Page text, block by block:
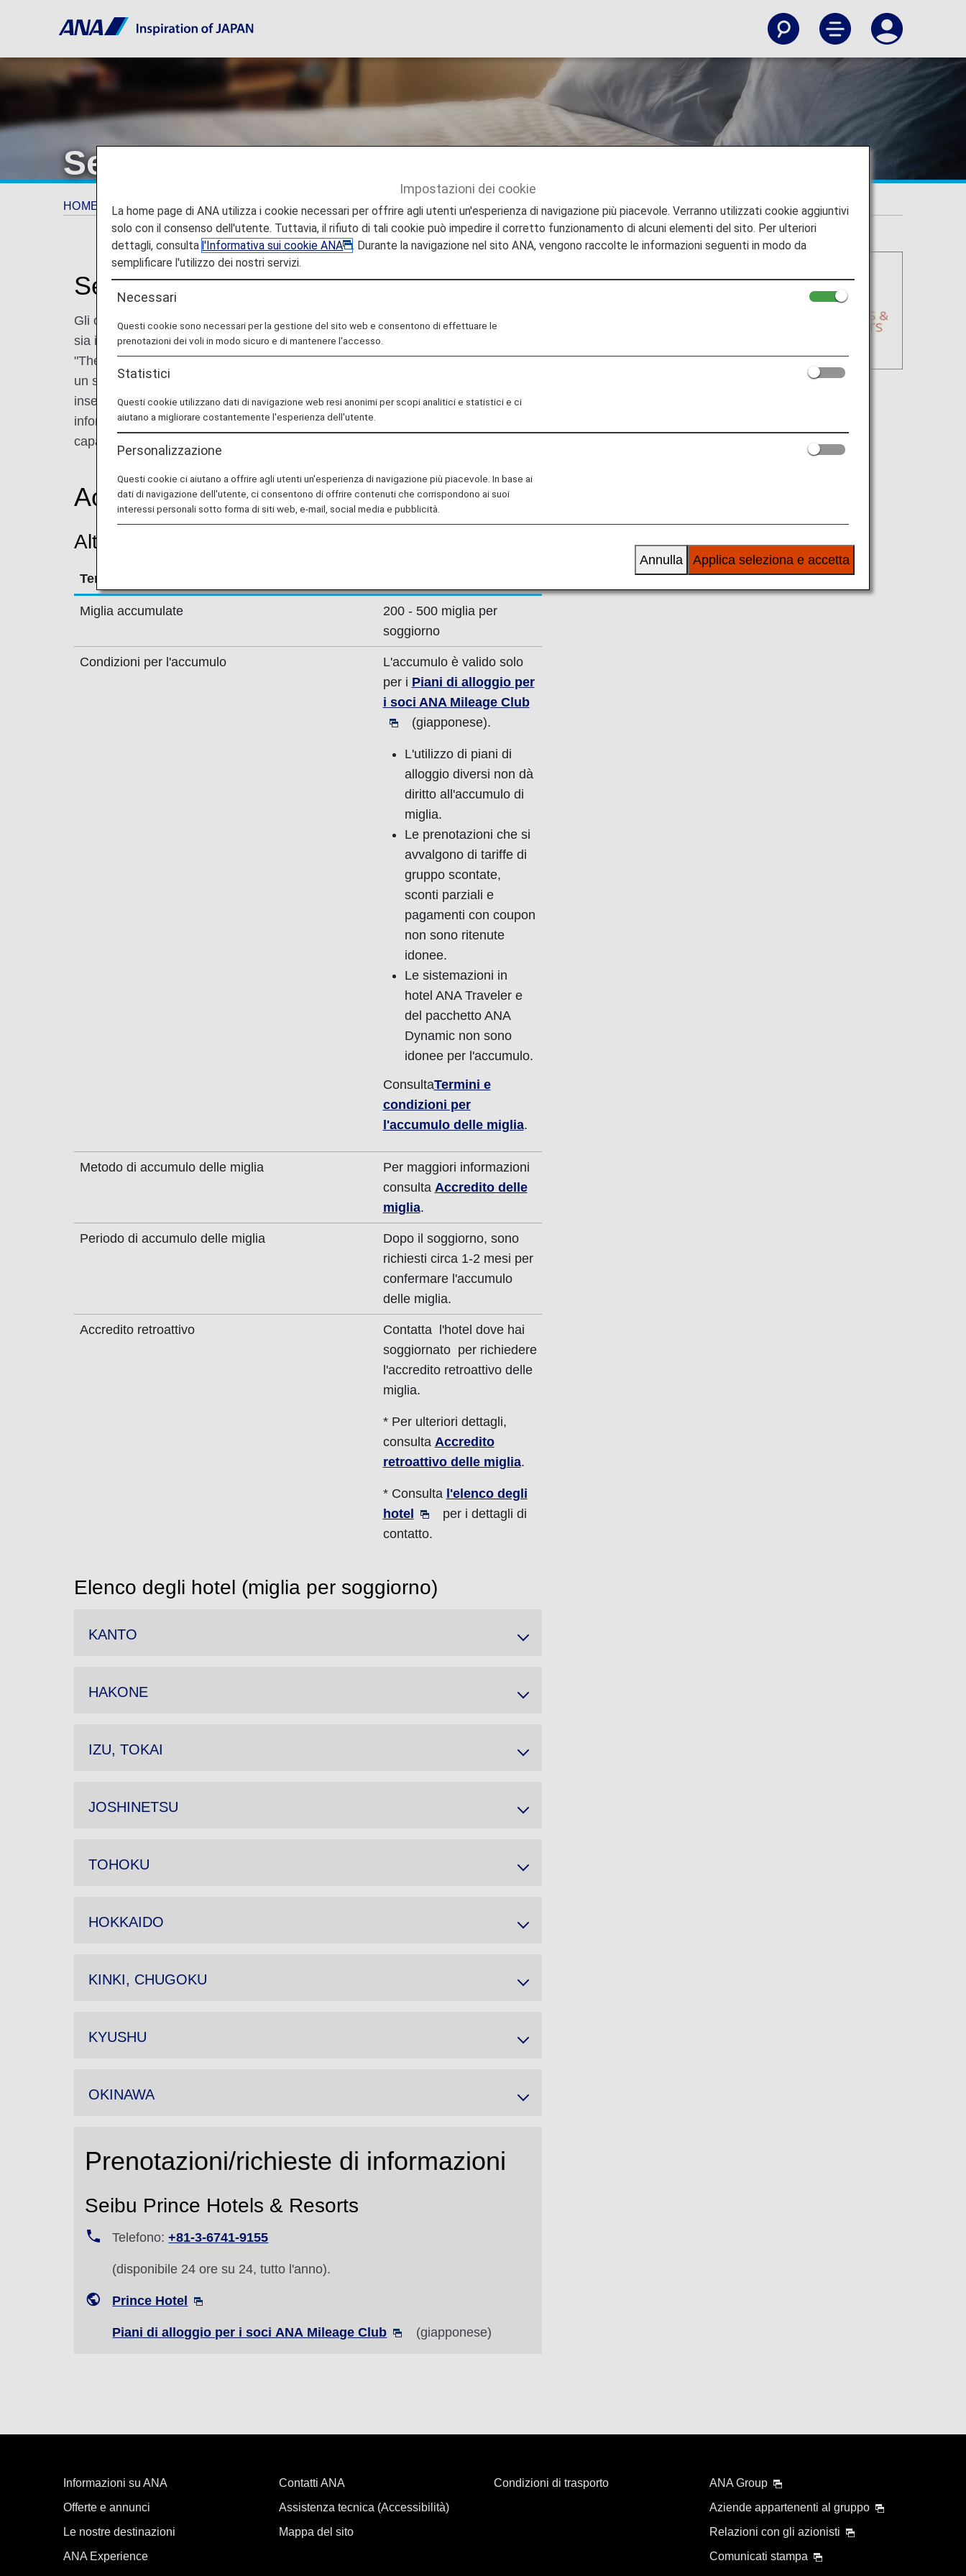
Seibu Prince Hotels & Resorts
HOME ANA Mileage Club Hotel partner Seibu Prince Hotels & Resorts
Seibu Prince Hotels & Resorts
Gli ospiti possono scegliere il proprio albergo ideale tra gli hotel Prince disponibili,
sia in Giappone che all'estero. Tra i brand disponibili, puoi scegliere il prestigioso
"The Prince", ideale per ospitare eventi e conferenze internazionali oltre a offrire
un soggiorno esclusivo, il "Grand Prince Hotel" con strutture multifunzionali
inserite nel contesto urbano o il "Prince Hotel" per un'atmosfera rilassante e
informale. Dalle città ai resort, queste tre catene promettono soggiorni piacevoli
capaci di soddisfare un'ampia gamma di esigenze e finalità.
Accumulo miglia
Altre condizioni
Termini e condizioni per l'accumulo delle miglia
Miglia accumulate
200 - 500 miglia per
soggiorno
Condizioni per l'accumulo
L'accumulo è valido solo
per i Piani di alloggio per
i soci ANA Mileage Club
(giapponese).
L'utilizzo di piani di
alloggio diversi non dà
diritto all'accumulo di
miglia.
Le prenotazioni che si
avvalgono di tariffe di
gruppo scontate,
sconti parziali e
pagamenti con coupon
non sono ritenute
idonee.
Le sistemazioni in
hotel ANA Traveler e
del pacchetto ANA
Dynamic non sono
idonee per l'accumulo.
ConsultaTermini e
condizioni per
l'accumulo delle miglia.
Metodo di accumulo delle miglia
Per maggiori informazioni
consulta Accredito delle
miglia.
Periodo di accumulo delle miglia
Dopo il soggiorno, sono
richiesti circa 1-2 mesi per
confermare l'accumulo
delle miglia.
Accredito retroattivo
Contatta l'hotel dove hai
soggiornato per richiedere
l'accredito retroattivo delle
miglia.
* Per ulteriori dettagli,
consulta Accredito
retroattivo delle miglia.
* Consulta l'elenco degli
hotel
per i dettagli di
contatto.
Elenco degli hotel (miglia per soggiorno)
KANTO
HAKONE
IZU, TOKAI
JOSHINETSU
TOHOKU
HOKKAIDO
KINKI, CHUGOKU
KYUSHU
OKINAWA
Prenotazioni/richieste di informazioni
Seibu Prince Hotels & Resorts
Telefono:+81-3-6741-9155
(disponibile 24 ore su 24, tutto l'anno).
Prince Hotel
Piani di alloggio per i soci ANA Mileage Club (giapponese)
Informazioni su ANA
Offerte e annunci
Le nostre destinazioni
ANA Experience
Contatti ANA
Assistenza tecnica (Accessibilità)
Mappa del sito
Condizioni di trasporto
ANA Group
Aziende appartenenti al gruppo
Relazioni con gli azionisti
Comunicati stampa
Impostazioni dei cookie
La home page di ANA utilizza i cookie necessari per offrire agli utenti un'esperienza di navigazione più piacevole. Verranno utilizzati cookie aggiuntivi
solo con il consenso dell'utente. Tuttavia, il rifiuto di tali cookie può impedire il corretto funzionamento di alcuni elementi del sito. Per ulteriori
dettagli, consultal'Informativa sui cookie ANA
. Durante la navigazione nel sito ANA, vengono raccolte le informazioni seguenti in modo da
semplificare l'utilizzo dei nostri servizi.
Necessari
Questi cookie sono necessari per la gestione del sito web e consentono di effettuare le
prenotazioni dei voli in modo sicuro e di mantenere l'accesso.
Statistici
Questi cookie utilizzano dati di navigazione web resi anonimi per scopi analitici e statistici e ci
aiutano a migliorare costantemente l'esperienza dell'utente.
Personalizzazione
Questi cookie ci aiutano a offrire agli utenti un'esperienza di navigazione più piacevole. In base ai
dati di navigazione dell'utente, ci consentono di offrire contenuti che corrispondono ai suoi
interessi personali sotto forma di siti web, e-mail, social media e pubblicità.
Applica seleziona e accetta
Annulla